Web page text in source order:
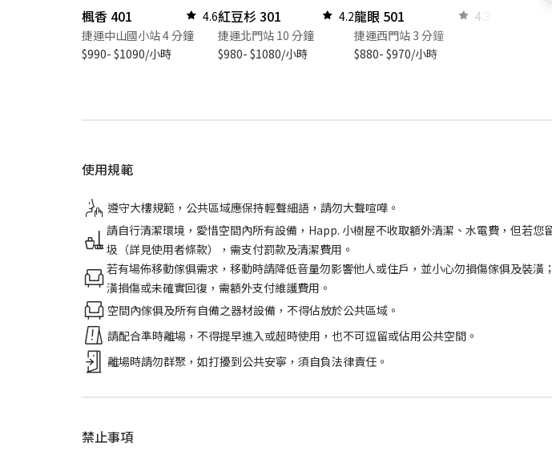
楓香 401
4.6
捷運中山國小站 4 分鐘
$990- $1090/小時
紅豆杉 301
4.2
捷運北門站 10 分鐘
$980- $1080/小時
龍眼 501
4.3
捷運西門站 3 分鐘
$880- $970/小時
使用規範
遵守大樓規範，公共區域應保持輕聲細語，請勿大聲喧嘩。
請自行清潔環境，愛惜空間內所有設備，Happ. 小樹屋不收取額外清潔、水電費，但若
圾（詳見使用者條款），需支付罰款及清潔費用。
若有場佈移動傢俱需求，移動時請降低音量勿影響他人或住戶，並小心勿損傷傢俱及裝
潢損傷或未確實回復，需額外支付維護費用。
空間內傢俱及所有自備之器材設備，不得佔放於公共區域。
請配合準時離場，不得提早進入或超時使用，也不可逗留或佔用公共空間。
離場時請勿群聚，如打擾到公共安寧，須自負法律責任。
禁止事項